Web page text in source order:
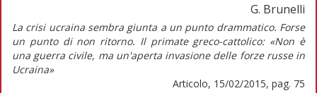
G. Brunelli
La crisi ucraina sembra giunta a un punto drammatico. Forse
un punto di non ritorno. Il primate greco-cattolico: «Non è
una guerra civile, ma un'aperta invasione delle forze russe in
Ucraina»
Articolo, 15/02/2015, pag. 75